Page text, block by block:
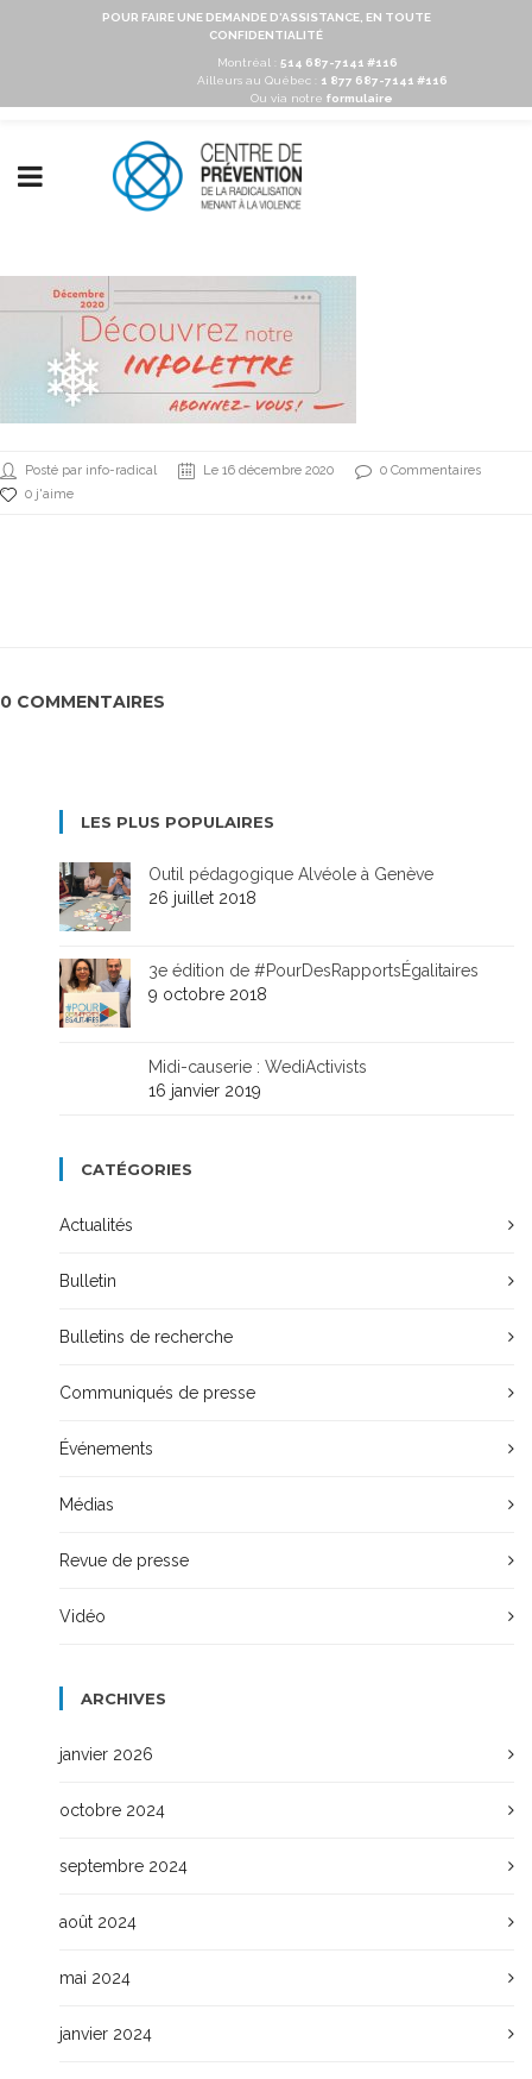
POUR FAIRE UNE DEMANDE D'ASSISTANCE, EN TOUTE
CONFIDENTIALITÉ
Montréal : 514 687-7141 #116
Ailleurs au Québec :
1 877 687-7141 #116
Ou via notre formulaire
Posté par info-radical Le 16 décembre 2020
0 Commentaires
0 j'aime
0 COMMENTAIRES
LES PLUS POPULAIRES
Outil pédagogique Alvéole à Genève
26 juillet 2018
3e édition de #PourDesRapportsÉgalitaires
9 octobre 2018
Midi-causerie : WediActivists
16 janvier 2019
CATÉGORIES
Actualités
Bulletin
Bulletins de recherche
Communiqués de presse
Événements
Médias
Revue de presse
Vidéo
ARCHIVES
janvier 2026
octobre 2024
septembre 2024
août 2024
mai 2024
janvier 2024